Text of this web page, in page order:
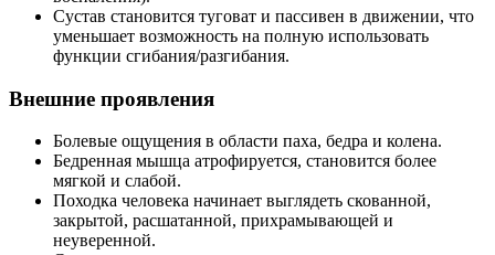
Сустав становится туговат и пассивен в движении, что
уменьшает возможность на полную использовать
функции сгибания/разгибания.
Внешние проявления
Болевые ощущения в области паха, бедра и колена.
Бедренная мышца атрофируется, становится более
мягкой и слабой.
Походка человека начинает выглядеть скованной,
закрытой, расшатанной, прихрамывающей и
неуверенной.